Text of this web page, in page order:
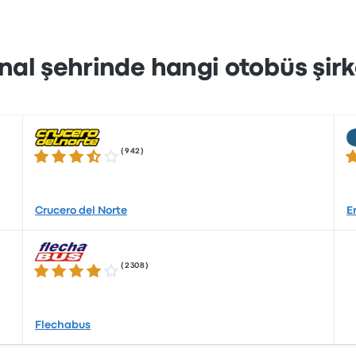
şehrinde hangi otobüs
3.4 üzerinden 5 yıldız
( 942 )
Crucero del Norte
3.8 üzerinden 5 yıldız
( 2308 )
Flechabus